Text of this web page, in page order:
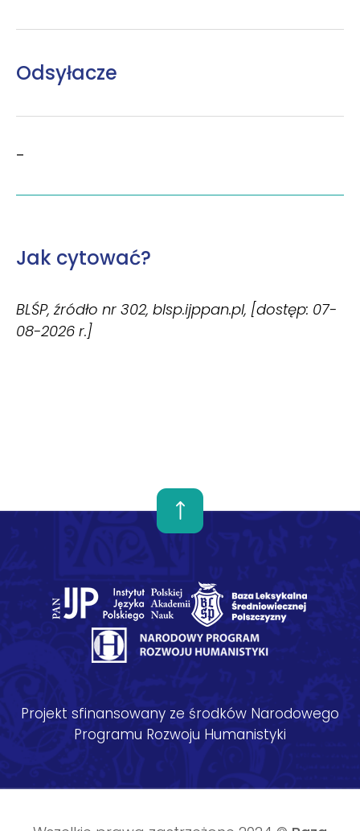
Odsyłacze
–
Jak cytować?
BLŚP, źródło nr 302, blsp.ijppan.pl, [dostęp: 07-
08-2026 r.]
Projekt sfinansowany ze środków Narodowego
Programu Rozwoju Humanistyki